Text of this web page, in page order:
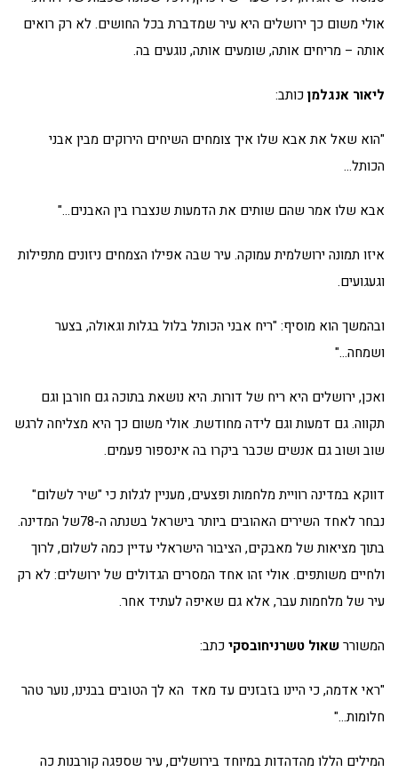
אולי משום כך ירושלים היא עיר שמדברת בכל החושים. לא רק רואים
אותה – מריחים אותה, שומעים אותה, נוגעים בה.
ליאור אנגלמןכותב:
"הוא שאל את אבא שלו איך צומחים השיחים הירוקים מבין אבני
הכותל…
אבא שלו אמר שהם שותים את הדמעות שנצברו בין האבנים…"
איזו תמונה ירושלמית עמוקה. עיר שבה אפילו הצמחים ניזונים מתפילות
וגעגועים.
ובהמשך הוא מוסיף: "ריח אבני הכותל בלול בגלות וגאולה, בצער
ושמחה…"
ואכן, ירושלים היא ריח של דורות. היא נושאת בתוכה גם חורבן וגם
תקווה. גם דמעות וגם לידה מחודשת. אולי משום כך היא מצליחה לרגש
שוב ושוב גם אנשים שכבר ביקרו בה אינספור פעמים.
דווקא במדינה רוויית מלחמות ופצעים, מעניין לגלות כי "שיר לשלום"
נבחר לאחד השירים האהובים ביותר בישראל בשנתה ה-78של המדינה.
בתוך מציאות של מאבקים, הציבור הישראלי עדיין כמה לשלום, לרוך
ולחיים משותפים. אולי זהו אחד המסרים הגדולים של ירושלים: לא רק
עיר של מלחמות עבר, אלא גם שאיפה לעתיד אחר.
המשוררשאול טשרניחובסקיכתב:
"ראי אדמה, כי היינו בזבזנים עד מאד הא לך הטובים בבנינו, נוער טהר
חלומות…"
המילים הללו מהדהדות במיוחד בירושלים, עיר שספגה קורבנות כה